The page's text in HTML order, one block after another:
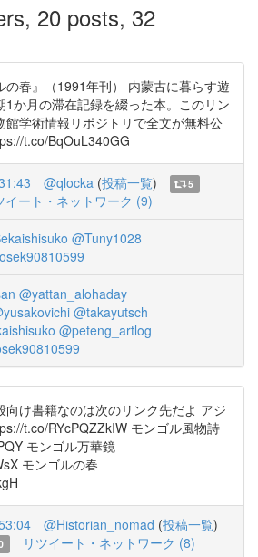
20 posts, 32
の春』（1991年刊） 内蒙古に暮らす遊
1か月の滞在記録を綴った本。このリン
館学術情報リポジトリで全文が無料公
t.co/BqOuL340GG
@qlocka (投稿一覧)
5
イート・ネットワーク (9)
@Tuny1028
@yattan_alohaday
@takayutsch
@peteng_artlog
向け書籍なのは次のリンク先だよ アジ
t.co/RYcPQZZkIW モンゴル風物詩
モンゴル万華鏡
モンゴルの春
@Historian_nomad (投稿一覧)
リツイート・ネットワーク (8)